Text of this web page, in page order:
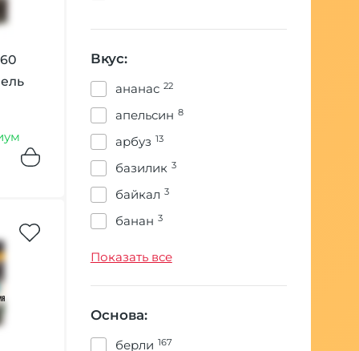
Вкус:
ананас 22
апельсин 8
арбуз 13
базилик 3
байкал 3
банан 3
Показать все
Основа:
берли 167